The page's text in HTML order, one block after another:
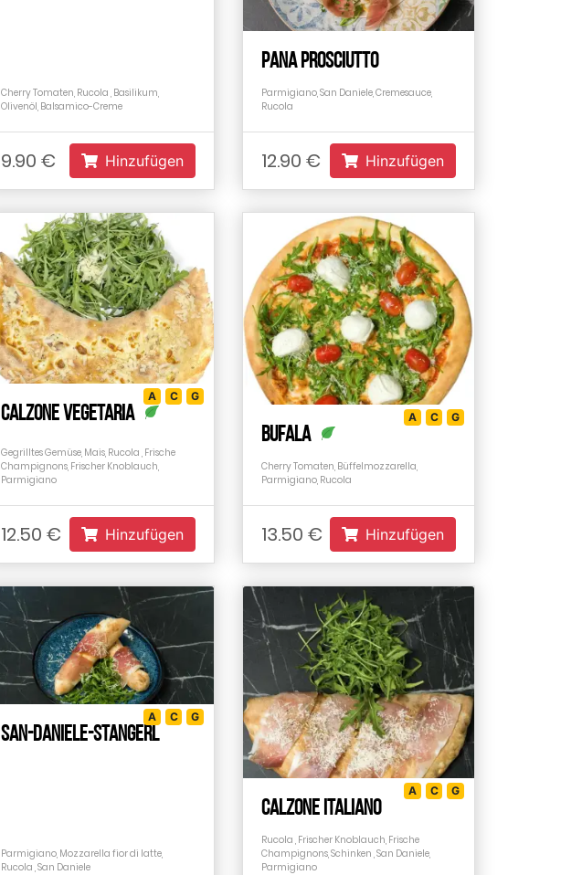
Cherry Tomaten, Rucola , Basilikum,
Olivenöl, Balsamico-Creme
9.90 € Hinzufügen
Pana Prosciutto
Parmigiano, San Daniele, Cremesauce,
Rucola
12.90 € Hinzufügen
Calzone Vegetaria
A C G
Gegrilltes Gemüse, Mais, Rucola , Frische
Champignons, Frischer Knoblauch,
Parmigiano
12.50 € Hinzufügen
Bufala
A C G
Cherry Tomaten, Büffelmozzarella,
Parmigiano, Rucola
13.50 € Hinzufügen
San-Daniele-Stangerl
A C G
Parmigiano, Mozzarella fior di latte,
Rucola , San Daniele
Calzone Italiano
A C G
Rucola , Frischer Knoblauch, Frische
Champignons, Schinken , San Daniele,
Parmigiano